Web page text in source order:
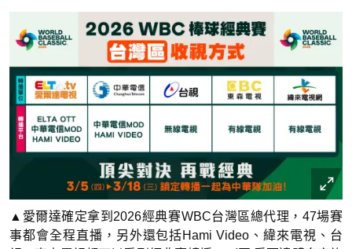
▲愛爾達確定拿到2026經典賽WBC台灣區總代理，47場賽
事都會全程直播，另外還包括Hami Video、緯來電視、台